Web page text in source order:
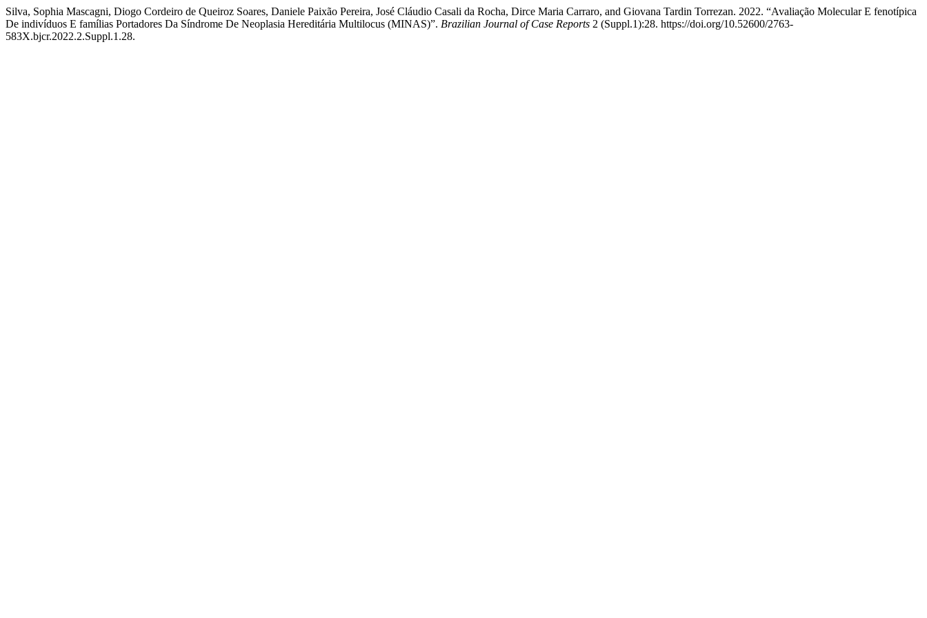
Silva, Sophia Mascagni, Diogo Cordeiro de Queiroz Soares, Daniele Paixão Pereira, José Cláudio Casali da Rocha, Dirce Maria Carraro, and Giovana Tardin Torrezan. 2022. “Avaliação Molecular E fenotípica
De indivíduos E famílias Portadores Da Síndrome De Neoplasia Hereditária Multilocus (MINAS)”. Brazilian Journal of Case Reports 2 (Suppl.1):28. https://doi.org/10.52600/2763-
583X.bjcr.2022.2.Suppl.1.28.